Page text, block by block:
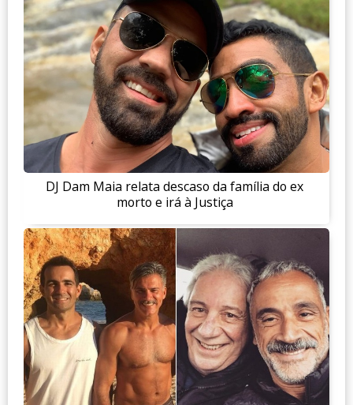
DJ Dam Maia relata descaso da família do ex
morto e irá à Justiça